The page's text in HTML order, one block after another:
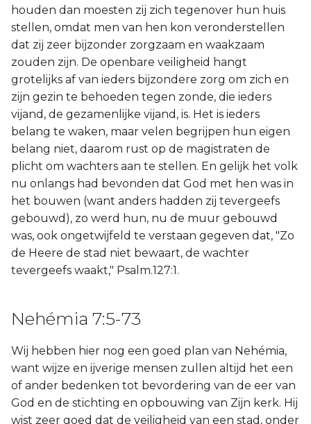
houden dan moesten zij zich tegenover hun huis
stellen, omdat men van hen kon veronderstellen
dat zij zeer bijzonder zorgzaam en waakzaam
zouden zijn. De openbare veiligheid hangt
grotelijks af van ieders bijzondere zorg om zich en
zijn gezin te behoeden tegen zonde, die ieders
vijand, de gezamenlijke vijand, is. Het is ieders
belang te waken, maar velen begrijpen hun eigen
belang niet, daarom rust op de magistraten de
plicht om wachters aan te stellen. En gelijk het volk
nu onlangs had bevonden dat God met hen was in
het bouwen (want anders hadden zij tevergeefs
gebouwd), zo werd hun, nu de muur gebouwd
was, ook ongetwijfeld te verstaan gegeven dat, "Zo
de Heere de stad niet bewaart, de wachter
tevergeefs waakt," Psalm.127:1.
Nehémia 7:5-73
Wij hebben hier nog een goed plan van Nehémia,
want wijze en ijverige mensen zullen altijd het een
of ander bedenken tot bevordering van de eer van
God en de stichting en opbouwing van Zijn kerk. Hij
wist zeer goed dat de veiligheid van een stad, onder